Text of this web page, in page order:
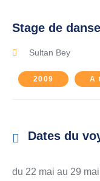
Stage de
Sultan Bey
2009 A
Dates du
du 22 mai au 29